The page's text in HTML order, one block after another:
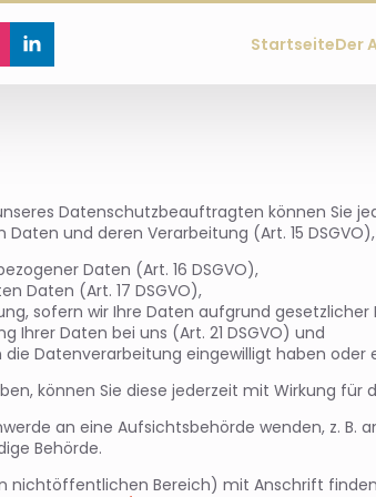
StartseiteDer
Datenschutzbeauftragten können Sie
und deren Verarbeitung (Art. 15 DSGVO),
Daten (Art. 16 DSGVO),
Daten (Art. 17 DSGVO),
sofern wir Ihre Daten aufgrund
Ihrer Daten bei uns (Art. 21 DSGVO) und
Datenverarbeitung eingewilligt haben oder
können Sie diese jederzeit mit Wirkung für
an eine Aufsichtsbehörde wenden, z.
Behörde.
nichtöffentlichen Bereich) mit Anschrift